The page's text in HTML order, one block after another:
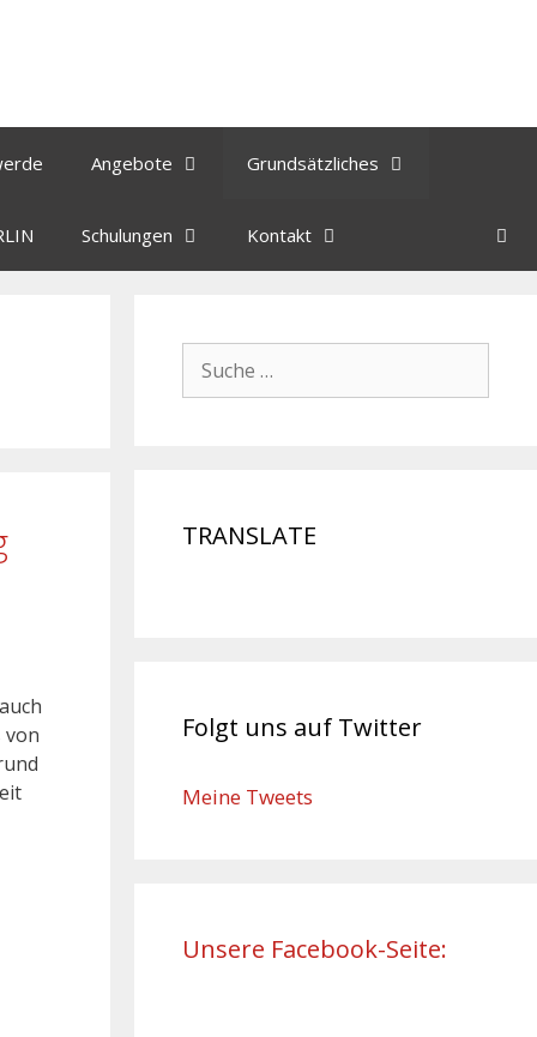
Angebote Grundsätzliches
Schulungen Kontakt
von
TRANSLATE
Folgt uns auf Twitter
Meine Tweets
Unsere Facebook-Seite: